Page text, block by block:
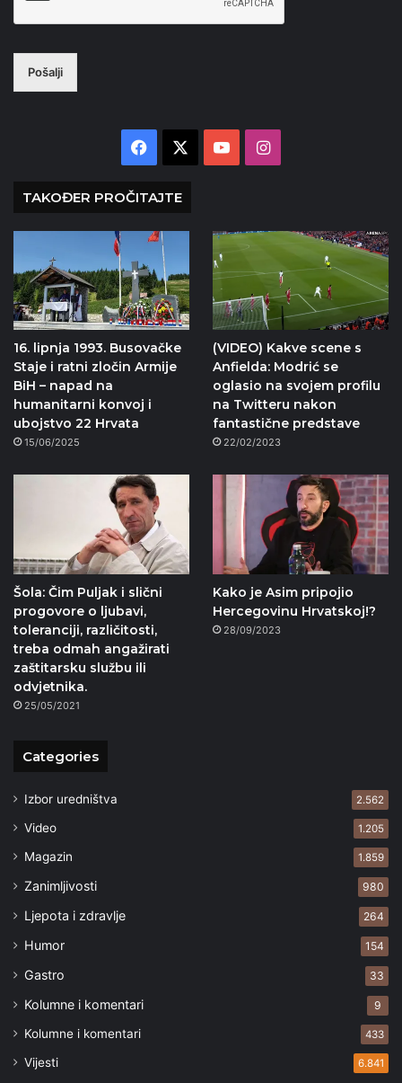
Pošalji
Facebook YouTubeInstagram
TAKOĐER PROČITAJTE
16. lipnja 1993. Busovačke
Staje i ratni zločin Armije
BiH – napad na
humanitarni konvoj i
ubojstvo 22 Hrvata
15/06/2025
(VIDEO) Kakve scene s
Anfielda: Modrić se
oglasio na svojem profilu
na Twitteru nakon
fantastične predstave
22/02/2023
Šola: Čim Puljak i slični
progovore o ljubavi,
toleranciji, različitosti,
treba odmah angažirati
zaštitarsku službu ili
odvjetnika.
25/05/2021
Kako je Asim pripojio
Hercegovinu Hrvatskoj!?
28/09/2023
Categories
Izbor uredništva 2.562
Video 1.205
Magazin 1.859
Zanimljivosti 980
Ljepota i zdravlje 264
Humor 154
Gastro 33
Kolumne i komentari 9
Kolumne i komentari 433
Vijesti 6.841